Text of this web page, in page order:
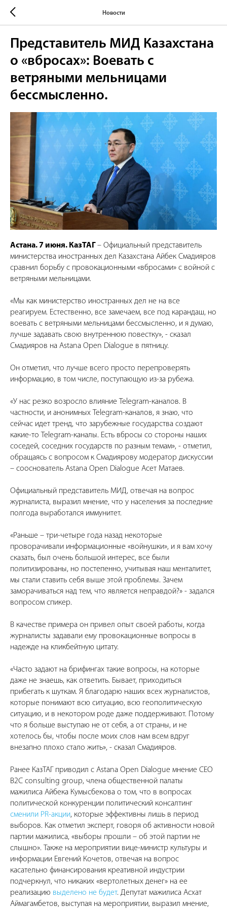
Новости
Представитель МИД Казахстана
о «вбросах»: Воевать с
ветряными мельницами
бессмысленно.
Астана. 7 июня. КазТАГ– Официальный представитель
министерства иностранных дел Казахстана Айбек Смадияров
сравнил борьбу с провокационными «вбросами» с войной с
ветряными мельницами.
«Мы как министерство иностранных дел не на все
реагируем. Естественно, все замечаем, все под карандаш, но
воевать с ветряными мельницами бессмысленно, и я думаю,
лучше задавать свою внутреннюю повестку», - сказал
Смадияров на Astana Open Dialogue в пятницу.
Он отметил, что лучше всего просто перепроверять
информацию, в том числе, поступающую из-за рубежа.
«У нас резко возросло влияние Telegram-каналов. В
частности, и анонимных Telegram-каналов, я знаю, что
сейчас идет тренд, что зарубежные государства создают
какие-то Telegram-каналы. Есть вбросы со стороны наших
соседей, соседних государств по разным темам», - отметил,
обращаясь с вопросом к Смадиярову модератор дискуссии
– сооснователь Astana Open Dialogue Асет Матаев.
Официальный представитель МИД, отвечая на вопрос
журналиста, выразил мнение, что у населения за последние
полгода выработался иммунитет.
«Раньше – три-четыре года назад некоторые
проворачивали информационные «войнушки», и я вам хочу
сказать, был очень большой интерес, все были
политизированы, но постепенно, учитывая наш менталитет,
мы стали ставить себя выше этой проблемы. Зачем
заморачиваться над тем, что является неправдой?» - задался
вопросом спикер.
В качестве примера он привел опыт своей работы, когда
журналисты задавали ему провокационные вопросы в
надежде на кликбейтную цитату.
«Часто задают на брифингах такие вопросы, на которые
даже не знаешь, как ответить. Бывает, приходиться
прибегать к шуткам. Я благодарю наших всех журналистов,
которые понимают всю ситуацию, всю геополитическую
ситуацию, и в некотором роде даже поддерживают. Потому
что я больше выступаю не от себя, а от страны, и не
хотелось бы, чтобы после моих слов нам всем вдруг
внезапно плохо стало жить», - сказал Смадияров.
Ранее КазТАГ приводил с Astana Open Dialogue мнение CEO
B2C consulting group, члена общественной палаты
мажилиса Айбека Кумысбекова о том, что в вопросах
политической конкуренции политический консалтинг
сменили PR-акции, которые эффективны лишь в период
выборов. Как отметил эксперт, говоря об активности новой
партии мажилиса, «выборы прошли – об этой партии не
слышно». Также на мероприятии вице-министр культуры и
информации Евгений Кочетов, отвечая на вопрос
касательно финансирования креативной индустрии
подчеркнул, что никаких «вертолетных денег» на ее
реализацию выделено не будет. Депутат мажилиса Асхат
Аймагамбетов, выступая на мероприятии, выразил мнение,